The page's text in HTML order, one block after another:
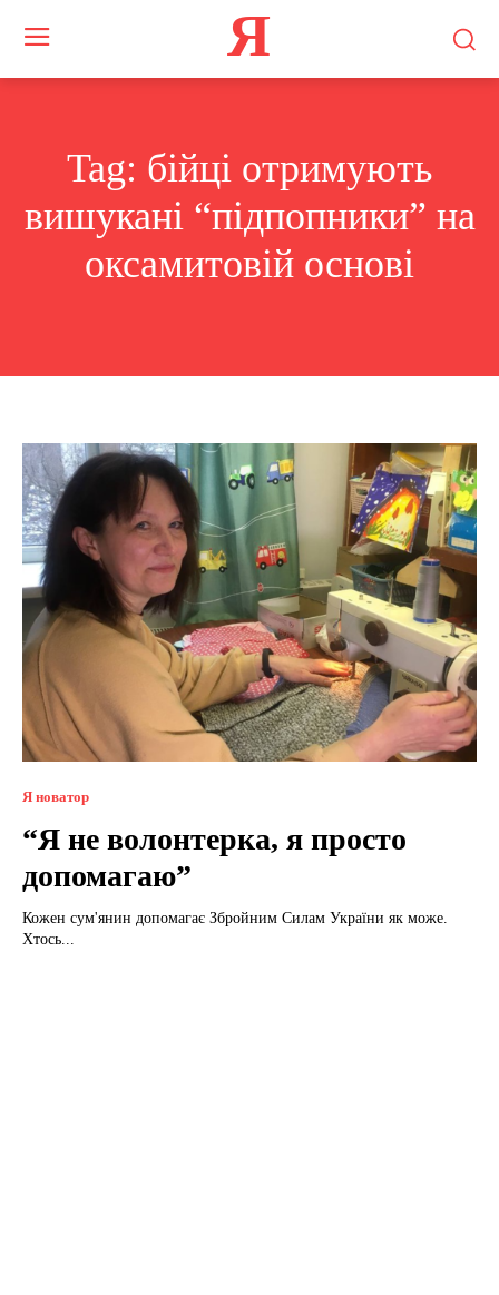
Я
Tag: бійці отримують
вишукані “підпопники” на
оксамитовій основі
Я новатор
“Я не волонтерка, я просто
допомагаю”
Кожен сум'янин допомагає Збройним Силам України як може.
Хтось...